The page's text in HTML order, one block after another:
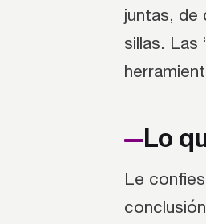
juntas, de
sillas. Las
Lo
Le